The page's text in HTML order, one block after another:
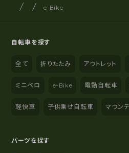
サイト内の現在地
サイクルショップナカゴヤ
e-Bike
自転車を探す
全て 折りたたみ アウトレット
ミニベロ e-Bike 電動自転車
軽快車 子供乗せ自転車 マウン
パーツを探す